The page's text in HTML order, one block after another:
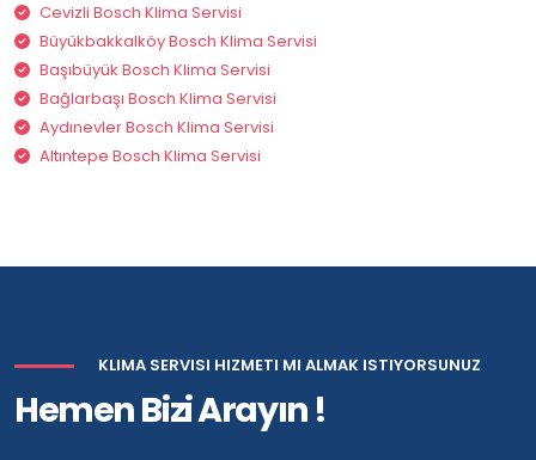
Cevizli Bosch Klima Servisi
Büyükbakkalköy Bosch Klima Servisi
Başıbüyük Bosch Klima Servisi
Bağlarbaşı Bosch Klima Servisi
Aydınevler Bosch Klima Servisi
Altıntepe Bosch Klima Servisi
KLIMA SERVISI HIZMETI MI ALMAK ISTIYORSUNUZ
Hemen Bizi Arayın !